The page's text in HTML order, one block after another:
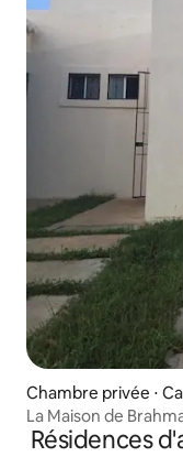
Chambre privée ⋅
La Maison de
Résidences